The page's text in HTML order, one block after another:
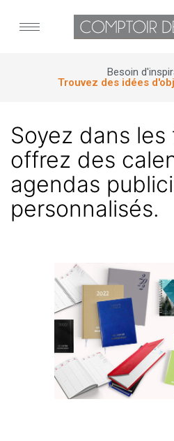
Besoin
Trouvez des idées
Soyez dans les
offrez des
agendas
personnalisés.
Panneau de gestion des